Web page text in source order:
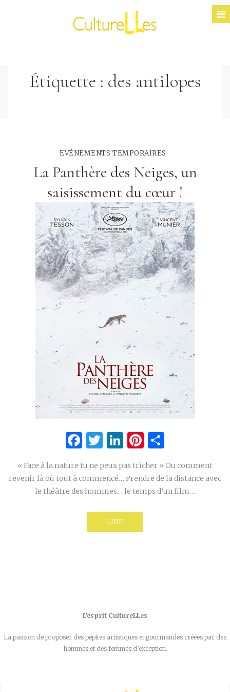
Étiquette : des antilopes
EVÉNEMENTS TEMPORAIRES
La Panthère des Neiges, un
saisissement du cœur !
Facebook
Twitter
LinkedIn
Pinterest
« Face à la nature tu ne peux pas tricher » Ou comment
revenir là où tout à commencé… Prendre de la distance avec
le théâtre des hommes… le temps d’un film…
LIRE
L’esprit CultureLLes
La passion de proposer des pépites artistiques et gourmandes créées par des
hommes et des femmes d’exception.